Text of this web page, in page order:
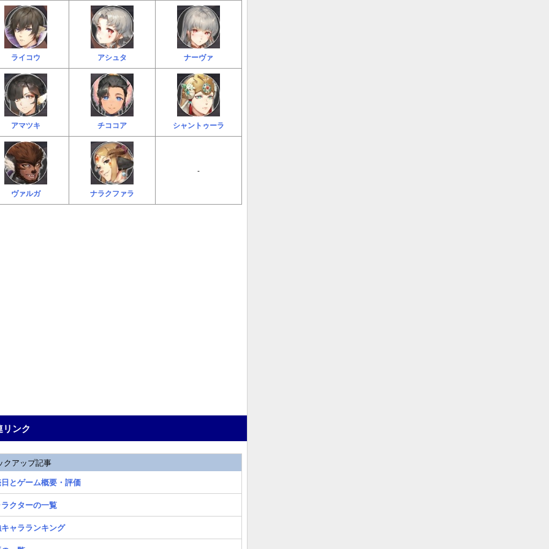
ライコウ アシュタ ナーヴァ
アマツキ チココア シャントゥーラ
ヴァルガ ナラクファラ
-
リンク
クアップ記事
とゲーム概要・評価
クターの一覧
ャラランキング